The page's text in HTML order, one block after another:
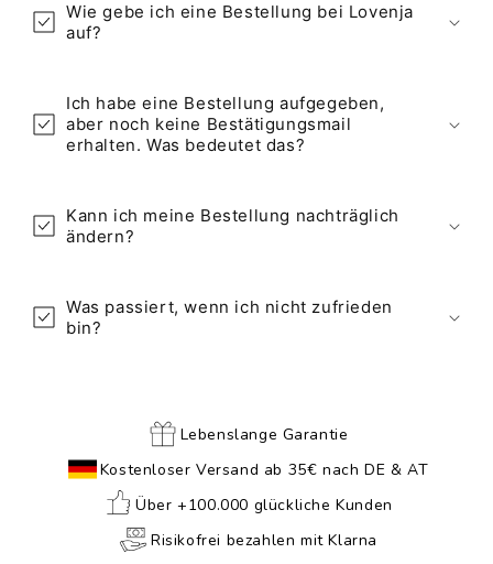
Wie gebe ich eine Bestellung bei Lovenja
auf?
Ich habe eine Bestellung aufgegeben,
aber noch keine Bestätigungsmail
erhalten. Was bedeutet das?
Kann ich meine Bestellung nachträglich
ändern?
Was passiert, wenn ich nicht zufrieden
bin?
Lebenslange Garantie
Kostenloser Versand ab 35€ nach DE & AT
Über +100.000 glückliche Kunden
Risikofrei bezahlen mit Klarna